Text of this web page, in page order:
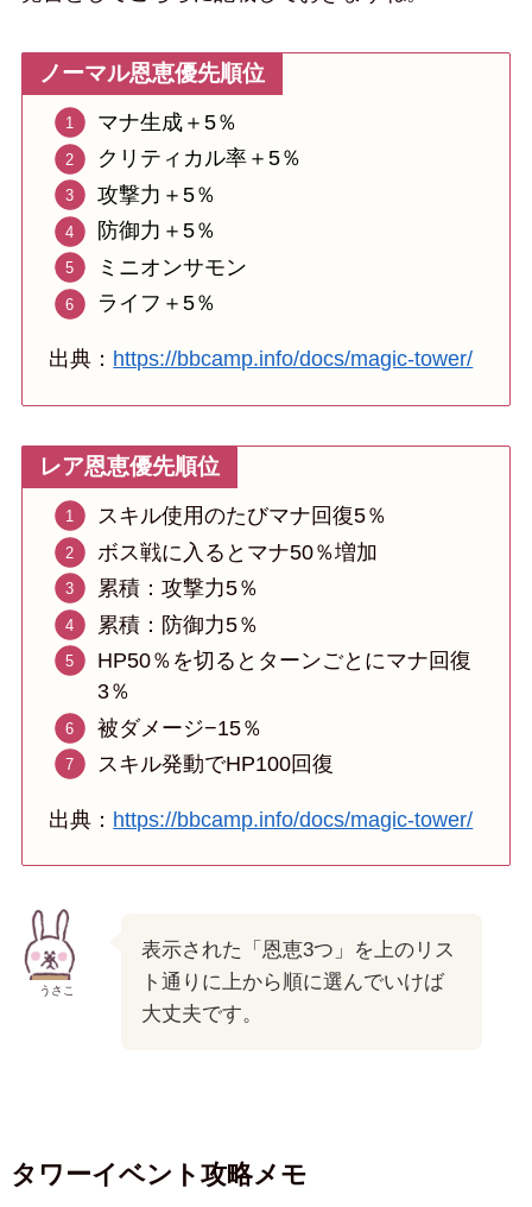
ノーマル恩恵優先順位
マナ生成＋5％
クリティカル率＋5％
攻撃力＋5％
防御力＋5％
ミニオンサモン
ライフ＋5％
出典： https://bbcamp.info/docs/magic-tower/
レア恩恵優先順位
スキル使用のたびマナ回復5％
ボス戦に入るとマナ50％増加
累積：攻撃力5％
累積：防御力5％
HP50％を切るとターンごとにマナ回復
3％
被ダメージ−15％
スキル発動でHP100回復
出典： https://bbcamp.info/docs/magic-tower/
うさこ
表示された「恩恵3つ」を上のリス
ト通りに上から順に選んでいけば
大丈夫です。
タワーイベント攻略メモ